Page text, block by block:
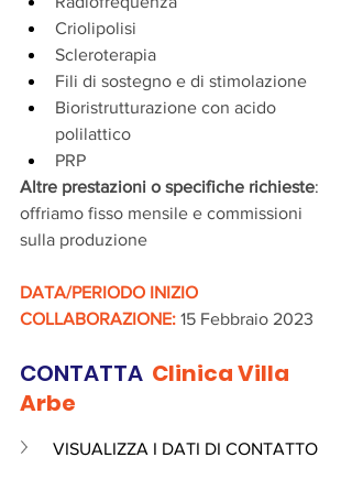
Criolipolisi
Scleroterapia
Fili di sostegno e di stimolazione
Bioristrutturazione con acido
polilattico
PRP
Altre prestazioni o specifiche richieste:
offriamo fisso mensile e commissioni
sulla produzione
DATA/PERIODO INIZIO
COLLABORAZIONE: 15 Febbraio 2023
CONTATTA Clinica Villa
Arbe
VISUALIZZA I DATI DI CONTATTO